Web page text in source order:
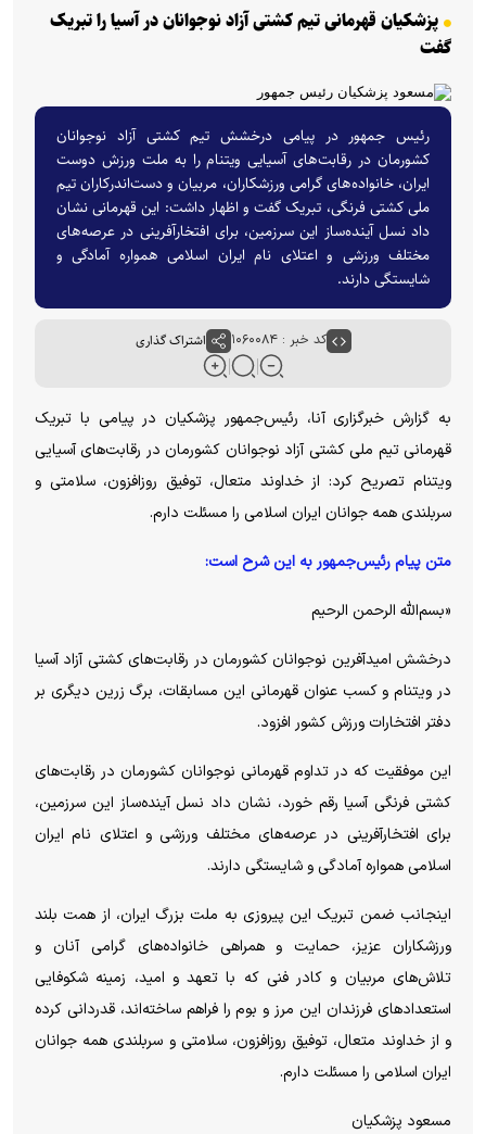
پزشکیان قهرمانی تیم کشتی آزاد نوجوانان در آسیا را تبریک
گفت
رئیس جمهور در پیامی درخشش تیم کشتی آزاد نوجوانان
کشورمان در رقابت‌های آسیایی ویتنام را به ملت ورزش دوست
ایران، خانواده‌های گرامی ورزشکاران، مربیان و دست‌اندرکاران تیم
ملی کشتی فرنگی، تبریک گفت و اظهار داشت: این قهرمانی نشان
داد نسل آینده‌ساز این سرزمین، برای افتخارآفرینی در عرصه‌های
مختلف ورزشی و اعتلای نام ایران اسلامی همواره آمادگی و
شایستگی دارند.
کد خبر : ۱۰۶۰۰۸۴ اشتراک گذاری
به گزارش خبرگزاری آنا، رئیس‌جمهور پزشکیان در پیامی با تبریک
قهرمانی تیم ملی کشتی آزاد نوجوانان کشورمان در رقابت‌های آسیایی
ویتنام تصریح کرد: از خداوند متعال، توفیق روزافزون، سلامتی و
سربلندی همه جوانان ایران اسلامی را مسئلت دارم.
متن پیام رئیس‌جمهور به این شرح است:
«بسم‌الله الرحمن الرحیم
درخشش امیدآفرین نوجوانان کشورمان در رقابت‌های کشتی آزاد آسیا
در ویتنام و کسب عنوان قهرمانی این مسابقات، برگ زرین دیگری بر
دفتر افتخارات ورزش کشور افزود.
این موفقیت که در تداوم قهرمانی نوجوانان کشورمان در رقابت‌های
کشتی فرنگی آسیا رقم خورد، نشان داد نسل آینده‌ساز این سرزمین،
برای افتخارآفرینی در عرصه‌های مختلف ورزشی و اعتلای نام ایران
اسلامی همواره آمادگی و شایستگی دارند.
اینجانب ضمن تبریک این پیروزی به ملت بزرگ ایران، از همت بلند
ورزشکاران عزیز، حمایت و همراهی خانواده‌های گرامی آنان و
تلاش‌های مربیان و کادر فنی که با تعهد و امید، زمینه شکوفایی
استعداد‌های فرزندان این مرز و بوم را فراهم ساخته‌اند، قدردانی کرده
و از خداوند متعال، توفیق روزافزون، سلامتی و سربلندی همه جوانان
ایران اسلامی را مسئلت دارم.
مسعود پزشکیان